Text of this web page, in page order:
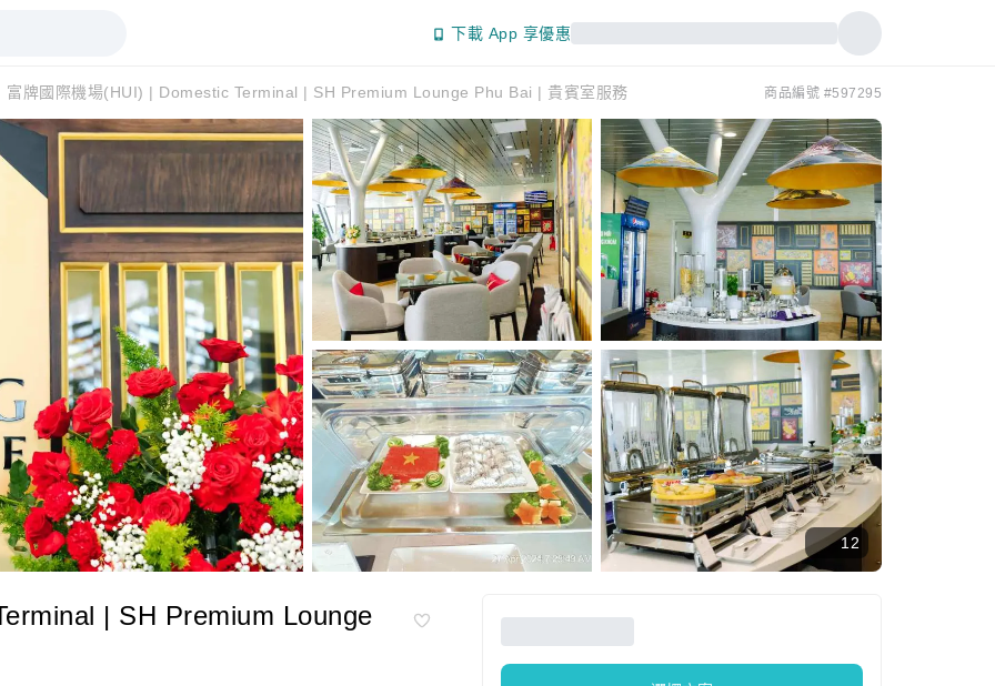
下載 App 享優惠
富牌國際機場(HUI) | Domestic Terminal | SH Premium Lounge Phu Bai | 貴賓室服務 商品編號 #597295
12
| SH Premium Lounge